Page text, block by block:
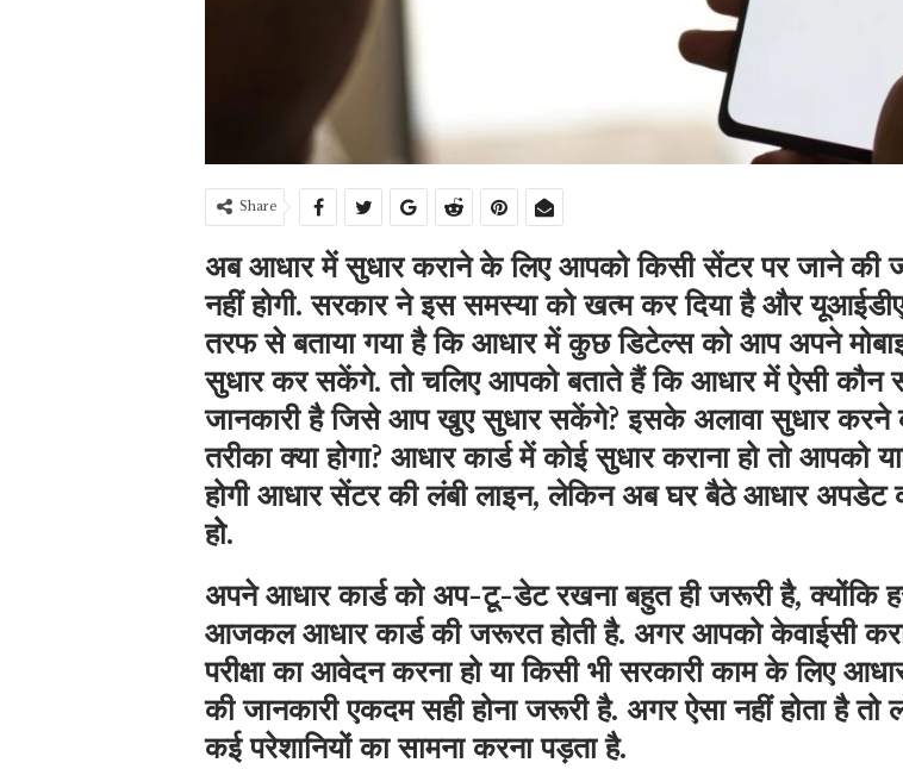
Share
अब आधार में सुधार कराने के लिए आपको किसी सेंटर पर जाने की
नहीं होगी. सरकार ने इस समस्या को खत्म कर दिया है और
तरफ से बताया गया है कि आधार में कुछ डिटेल्‍स को आप अपने
सुधार कर सकेंगे. तो चलिए आपको बताते हैं कि आधार में ऐसी कौन
जानकारी है जिसे आप खुए सुधार सकेंगे? इसके अलावा सुधार करने
तरीका क्‍या होगा? आधार कार्ड में कोई सुधार कराना हो तो आपको
होगी आधार सेंटर की लंबी लाइन, लेकिन अब घर बैठे आधार
होे.
अपने आधार कार्ड को अप-टू-डेट रखना बहुत ही जरूरी है, क्‍योंकि
आजकल आधार कार्ड की जरूरत होती है. अगर आपको केवाईसी
परीक्षा का आवेदन करना हो या किसी भी सरकारी काम के लिए
की जानकारी एकदम सही होना जरूरी है. अगर ऐसा नहीं होता है तो
कई परेशानियों का सामना करना पड़ता है.